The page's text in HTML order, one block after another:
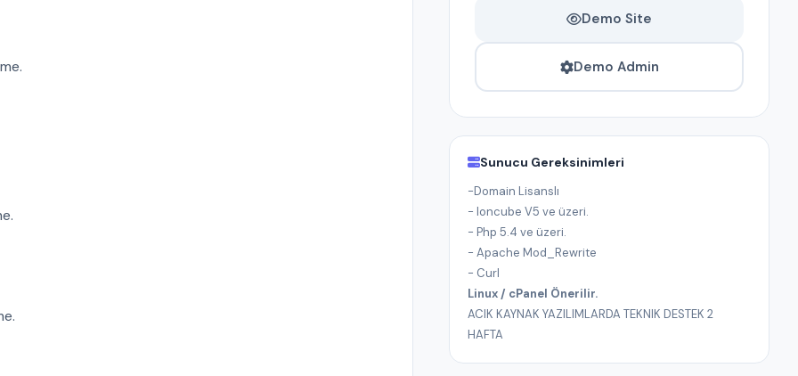
Demo Site
Demo Admin
Sunucu Gereksinimleri
-Domain Lisanslı
- Ioncube V5 ve üzeri.
- Php 5.4 ve üzeri.
- Apache Mod_Rewrite
- Curl
Linux / cPanel Önerilir.
ACIK KAYNAK YAZILIMLARDA TEKNIK DESTEK 2
HAFTA